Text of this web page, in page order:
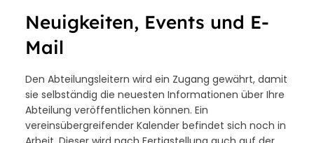
Neuigkeiten, Events und E-
Mail
Den Abteilungsleitern wird ein Zugang gewährt, damit
sie selbständig die neuesten Informationen über Ihre
Abteilung veröffentlichen können. Ein
vereinsübergreifender Kalender befindet sich noch in